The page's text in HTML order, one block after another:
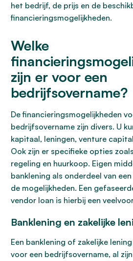
het bedrijf, de prijs en de
financieringsmogelijkheden.
Welke
zijn er voor een
bedrijfsovername?
De financieringsmogelijkheden
bedrijfsovername zijn divers. U
kapitaal, leningen, venture
Ook zijn er specifieke opties
regeling en huurkoop. Eigen
banklening als onderdeel van
de mogelijkheden. Een
vendor loan is hierbij een
Banklening en zakelijke
Een banklening of zakelijke
voor een bedrijfsovername, al